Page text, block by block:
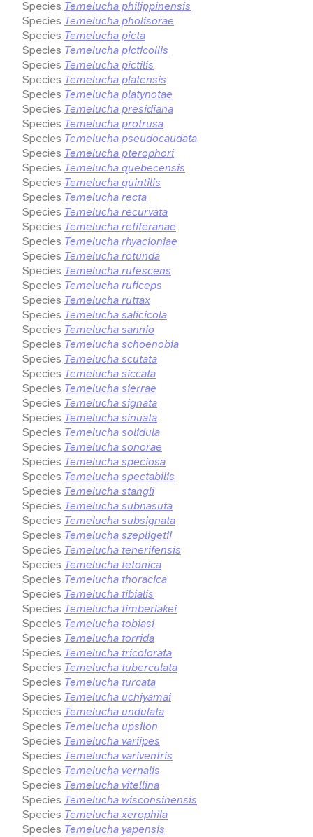
Species Temelucha philippinensis
Species Temelucha pholisorae
Species Temelucha picta
Species Temelucha picticollis
Species Temelucha pictilis
Species Temelucha platensis
Species Temelucha platynotae
Species Temelucha presidiana
Species Temelucha protrusa
Species Temelucha pseudocaudata
Species Temelucha pterophori
Species Temelucha quebecensis
Species Temelucha quintilis
Species Temelucha recta
Species Temelucha recurvata
Species Temelucha retiferanae
Species Temelucha rhyacioniae
Species Temelucha rotunda
Species Temelucha rufescens
Species Temelucha ruficeps
Species Temelucha ruttax
Species Temelucha salicicola
Species Temelucha sannio
Species Temelucha schoenobia
Species Temelucha scutata
Species Temelucha siccata
Species Temelucha sierrae
Species Temelucha signata
Species Temelucha sinuata
Species Temelucha solidula
Species Temelucha sonorae
Species Temelucha speciosa
Species Temelucha spectabilis
Species Temelucha stangli
Species Temelucha subnasuta
Species Temelucha subsignata
Species Temelucha szepligetii
Species Temelucha tenerifensis
Species Temelucha tetonica
Species Temelucha thoracica
Species Temelucha tibialis
Species Temelucha timberlakei
Species Temelucha tobiasi
Species Temelucha torrida
Species Temelucha tricolorata
Species Temelucha tuberculata
Species Temelucha turcata
Species Temelucha uchiyamai
Species Temelucha undulata
Species Temelucha upsilon
Species Temelucha variipes
Species Temelucha variventris
Species Temelucha vernalis
Species Temelucha vitellina
Species Temelucha wisconsinensis
Species Temelucha xerophila
Species Temelucha yapensis